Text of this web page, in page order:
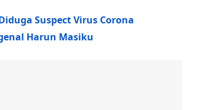
Suspect Virus Corona
Harun Masiku